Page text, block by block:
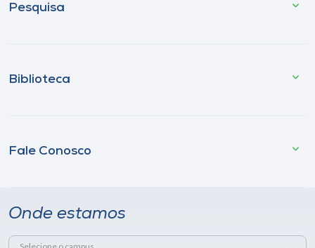
Pesquisa
Biblioteca
Fale Conosco
Onde estamos